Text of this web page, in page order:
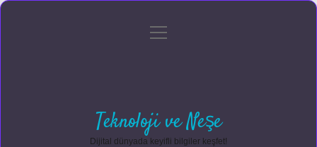
Gizlilik Politikası
menüyü
Teknoloji ve Neşe
Dijital dünyada keyifli bilgiler keşfet!